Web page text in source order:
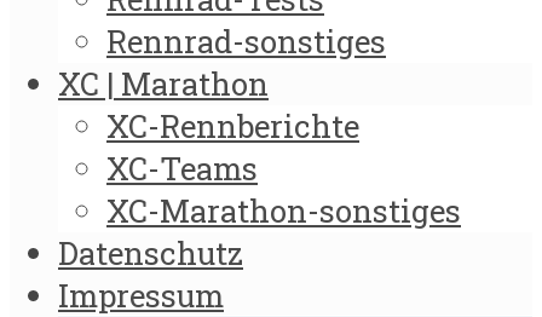
Rennrad-sonstiges
XC | Marathon
XC-Rennberichte
XC-Teams
XC-Marathon-sonstiges
Datenschutz
Impressum